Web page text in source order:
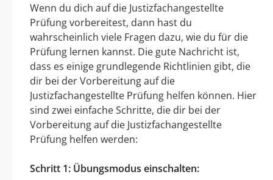
Wenn du dich auf die Justizfachangestellte
Prüfung vorbereitest, dann hast du
wahrscheinlich viele Fragen dazu, wie du für die
Prüfung lernen kannst. Die gute Nachricht ist,
dass es einige grundlegende Richtlinien gibt, die
dir bei der Vorbereitung auf die
Justizfachangestellte Prüfung helfen können. Hier
sind zwei einfache Schritte, die dir bei der
Vorbereitung auf die Justizfachangestellte
Prüfung helfen werden:
Schritt 1: Übungsmodus einschalten: